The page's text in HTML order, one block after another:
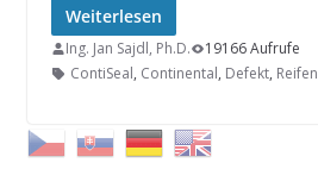
Weiterlesen
Ing. Jan Sajdl, Ph.D.
19166 Aufrufe
ContiSeal, Continental, Defekt, Reifen